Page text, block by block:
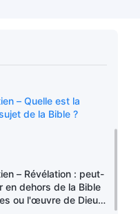
ajouter aux
– Quelle est la
de la Bible ?
– Révélation : peut-
en dehors de la Bible
ou l'œuvre de Dieu ?